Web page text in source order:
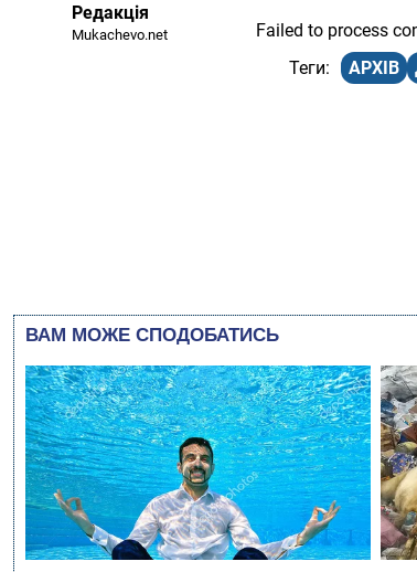
Редакція
Mukachevo.net
Failed to process
АРХІВ